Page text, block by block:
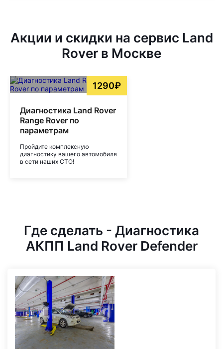
Акции и скидки на сервис Land
Rover в Москве
1290₽
Диагностика Land Rover
Range Rover по
параметрам
Пройдите комплексную
диагностику вашего автомобиля
в сети наших СТО!
Где сделать - Диагностика
АКПП Land Rover Defender